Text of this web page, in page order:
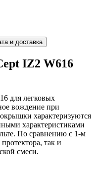
и доставка
IZ2 W616
для легковых
вождение при
характеризуются
характеристиками
По сравнению с 1-м
так и
смеси.